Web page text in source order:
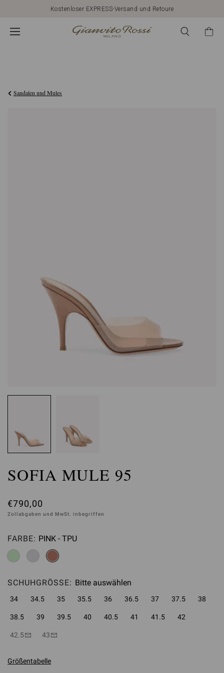
Kostenloser EXPRESS-Versand und Retoure
Sandalen und Mules
SOFIA MULE 95
€790,00
Zollabgaben und MwSt. inbegriffen
FARBE: Bitte auswählen
PINK - TPU
SCHUHGRÖSSE: Bitte auswählen
34 34.5 35 35.5 36 36.5 37 37.5 38
38.5 39 39.5 40 40.5 41 41.5 42
42.5 43
Größentabelle